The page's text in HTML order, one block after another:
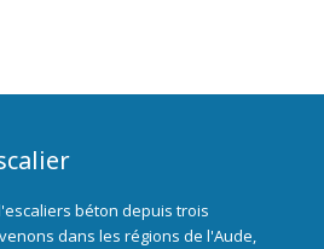
béton depuis trois
dans les régions de l'Aude,